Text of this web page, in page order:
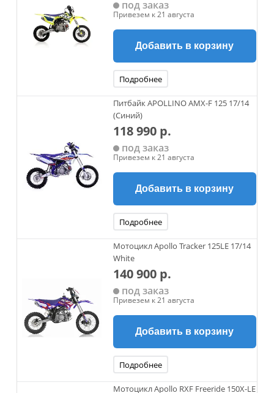
под заказ
Привезем к 21 августа
Добавить в корзину
Подробнее
Питбайк APOLLINO AMX-F 125 17/14
(Синий)
118 990 р.
под заказ
Привезем к 21 августа
Добавить в корзину
Подробнее
Мотоцикл Apollo Tracker 125LE 17/14
White
140 900 р.
под заказ
Привезем к 21 августа
Добавить в корзину
Подробнее
Мотоцикл Apollo RXF Freeride 150X-LE